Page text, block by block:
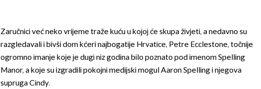
Zaručnici već neko vrijeme traže kuću u kojoj će skupa živjeti, a nedavno su
razgledavali i bivši dom kćeri najbogatije Hrvatice, Petre Ecclestone, točnije
ogromno imanje koje je dugi niz godina bilo poznato pod imenom Spelling
Manor, a koje su izgradili pokojni medijski mogul Aaron Spelling i njegova
supruga Cindy.
OMOGUĆI OBAVIJESTI